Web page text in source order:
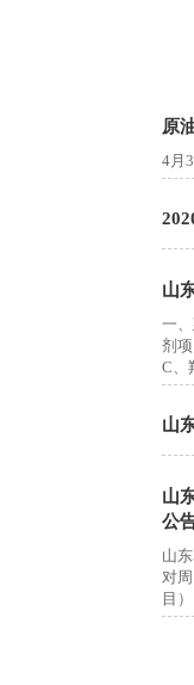
原
4月
山
一
剂
C、
年。
山
山
公
山
对
目